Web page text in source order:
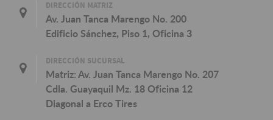
DIRECCIÓN MATRIZ
Av. Juan Tanca Marengo No. 200
Edificio Sánchez, Piso 1, Oficina 3
DIRECCIÓN SUCURSAL
Matriz: Av. Juan Tanca Marengo No. 207
Cdla. Guayaquil Mz. 18 Oficina 12
Diagonal a Erco Tires